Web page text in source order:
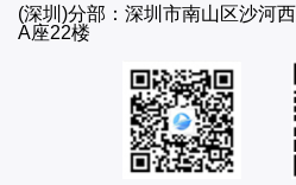
(深圳)分部：深圳市南山区沙河
A座22楼